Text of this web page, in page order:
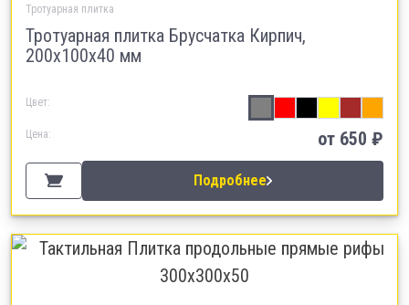
Тротуарная плитка
Тротуарная плитка Брусчатка Кирпич,
200х100х40 мм
Цвет:
Цена: от 650 ₽
Подробнее